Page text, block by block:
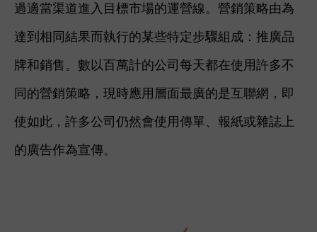
過適當渠道進入目標市場的運營線。 營銷策略由為
達到相同結果而執行的某些特定步驟組成：推廣品
牌和銷售。數以百萬計的公司每天都在使用許多不
同的營銷策略，現時應用層面最廣的是互聯網，即
使如此，許多公司仍然會使用傳單、報紙或雜誌上
的廣告作為宣傳。